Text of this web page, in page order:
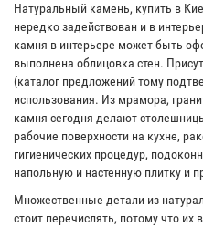
Натуральный камень, купить в
нередко задействован и в
камня в интерьере может быть
выполнена облицовка стен.
(каталог предложений тому
использования. Из мрамора,
камня сегодня делают
рабочие поверхности на кухне,
гигиенических процедур,
напольную и настенную плитку и
Множественные детали из
стоит перечислять, потому что